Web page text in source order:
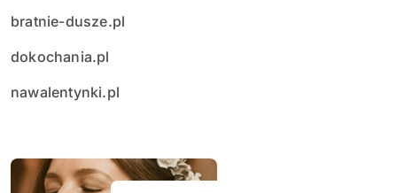
bratnie-dusze.pl
dokochania.pl
nawalentynki.pl